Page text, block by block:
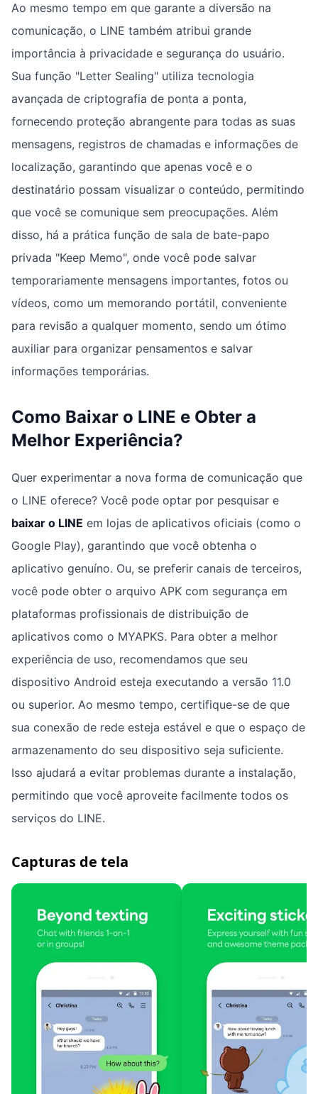
Ao mesmo tempo em que garante a diversão na
comunicação, o LINE também atribui grande
importância à privacidade e segurança do usuário.
Sua função "Letter Sealing" utiliza tecnologia
avançada de criptografia de ponta a ponta,
fornecendo proteção abrangente para todas as suas
mensagens, registros de chamadas e informações de
localização, garantindo que apenas você e o
destinatário possam visualizar o conteúdo, permitindo
que você se comunique sem preocupações. Além
disso, há a prática função de sala de bate-papo
privada "Keep Memo", onde você pode salvar
temporariamente mensagens importantes, fotos ou
vídeos, como um memorando portátil, conveniente
para revisão a qualquer momento, sendo um ótimo
auxiliar para organizar pensamentos e salvar
informações temporárias.
Como Baixar o LINE e Obter a
Melhor Experiência?
Quer experimentar a nova forma de comunicação que
o LINE oferece? Você pode optar por pesquisar e
baixar o LINE em lojas de aplicativos oficiais (como o
Google Play), garantindo que você obtenha o
aplicativo genuíno. Ou, se preferir canais de terceiros,
você pode obter o arquivo APK com segurança em
plataformas profissionais de distribuição de
aplicativos como o MYAPKS. Para obter a melhor
experiência de uso, recomendamos que seu
dispositivo Android esteja executando a versão 11.0
ou superior. Ao mesmo tempo, certifique-se de que
sua conexão de rede esteja estável e que o espaço de
armazenamento do seu dispositivo seja suficiente.
Isso ajudará a evitar problemas durante a instalação,
permitindo que você aproveite facilmente todos os
serviços do LINE.
Capturas de tela